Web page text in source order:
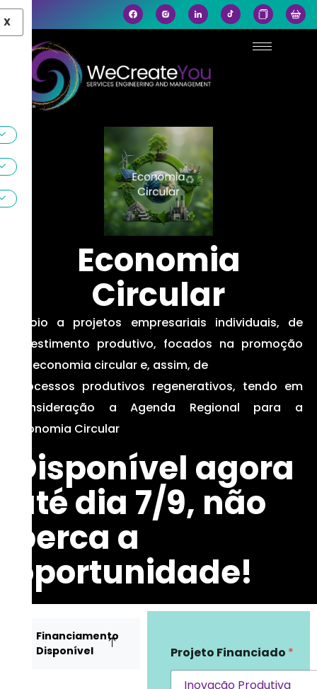
X
Economia
Circular
Apoio a projetos empresariais individuais, de
investimento produtivo, focados na promoção
da economia circular e, assim, de
processos produtivos regenerativos, tendo em
consideração a Agenda Regional para a
Economia Circular
Disponível agora
até dia 7/9, não
perca a
oportunidade!
Financiamento
Disponível
Projeto Financiado *